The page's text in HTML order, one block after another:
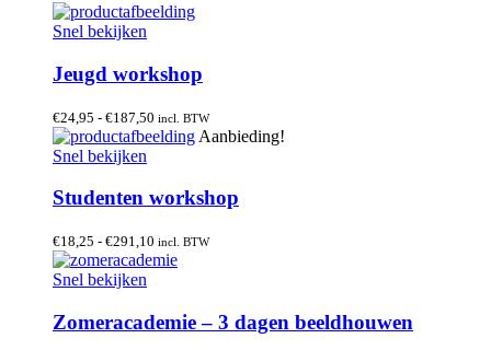
Snel bekijken
Jeugd workshop
€24,95 - €187,50 Prijsklasse:
€24,95
tot
incl. BTW
Aanbieding!
Snel bekijken
Studenten workshop
€18,25 - €291,10 Prijsklasse:
€18,25
tot
incl. BTW
Snel bekijken
Zomeracademie – 3 dagen beeldhouwen